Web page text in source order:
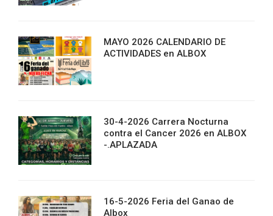
MAYO 2026 CALENDARIO DE
ACTIVIDADES en ALBOX
30-4-2026 Carrera Nocturna
contra el Cancer 2026 en ALBOX
-.APLAZADA
16-5-2026 Feria del Ganao de
Albox